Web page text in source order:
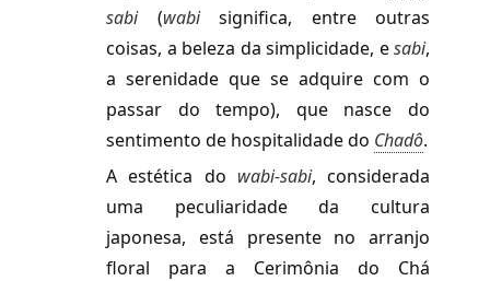
sabi (wabisignifica, entre outras
coisas, a beleza da simplicidade, esabi,
a serenidade que se adquire com o
passar do tempo), que nasce do
sentimento de hospitalidade do Chadô.
A estética do wabi-sabi, considerada
uma peculiaridade da cultura
japonesa, está presente no arranjo
floral para a Cerimônia do Chá